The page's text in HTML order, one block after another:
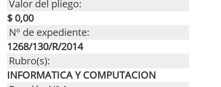
Valor del pliego:
$ 0,00
Nº de expediente:
1268/130/R/2014
Rubro(s):
INFORMATICA Y COMPUTACION